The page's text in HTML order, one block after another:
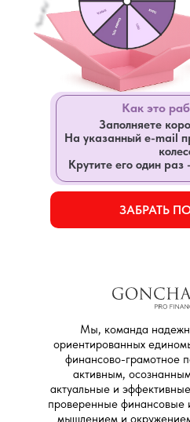
Как это
Заполняете
На указанный e-mail
Крутите его один
ЗАБРАТЬ
Мы, команда
ориентированных
финансово-грамотное
активным,
актуальные и
проверенные финансовые
мышлением и